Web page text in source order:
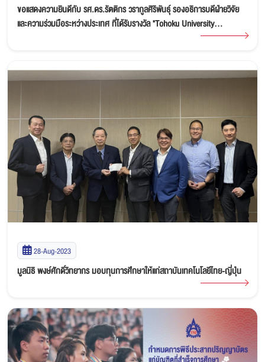
ขอแสดงความยินดีกับ รศ.ดร.รัตติกร วรากูลศิริพันธุ์ รองอธิการบดีฝ่ายวิจัย
และความร่วมมือระหว่างประเทศ ที่ได้รับรางวัล "Tohoku University
28-Aug-2023
มูลนิธิ พงษ์ศักดิ์วิทยากร มอบทุนการศึกษาให้แก่สถาบันเทคโนโลยีไทย-ญี่ปุ่น